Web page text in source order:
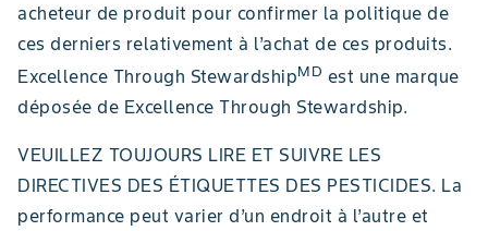
acheteur de produit pour confirmer la politique de
ces derniers relativement à l’achat de ces produits.
Excellence Through StewardshipMD est une marque
déposée de Excellence Through Stewardship.
VEUILLEZ TOUJOURS LIRE ET SUIVRE LES
DIRECTIVES DES ÉTIQUETTES DES PESTICIDES. La
performance peut varier d’un endroit à l’autre et